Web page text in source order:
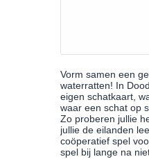
Vorm samen een
waterratten! In
eigen schatkaart,
waar een schat op
Zo proberen jullie
jullie de eilanden
coöperatief spel
spel bij lange na